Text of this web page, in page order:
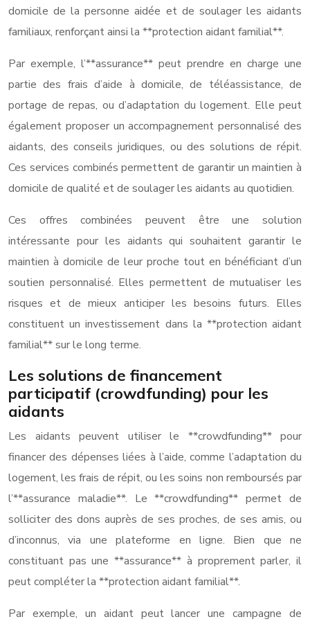
domicile de la personne aidée et de soulager les aidants
familiaux, renforçant ainsi la **protection aidant familial**.
Par exemple, l’**assurance** peut prendre en charge une
partie des frais d’aide à domicile, de téléassistance, de
portage de repas, ou d’adaptation du logement. Elle peut
également proposer un accompagnement personnalisé des
aidants, des conseils juridiques, ou des solutions de répit.
Ces services combinés permettent de garantir un maintien à
domicile de qualité et de soulager les aidants au quotidien.
Ces offres combinées peuvent être une solution
intéressante pour les aidants qui souhaitent garantir le
maintien à domicile de leur proche tout en bénéficiant d’un
soutien personnalisé. Elles permettent de mutualiser les
risques et de mieux anticiper les besoins futurs. Elles
constituent un investissement dans la **protection aidant
familial** sur le long terme.
Les solutions de financement
participatif (crowdfunding) pour les
aidants
Les aidants peuvent utiliser le **crowdfunding** pour
financer des dépenses liées à l’aide, comme l’adaptation du
logement, les frais de répit, ou les soins non remboursés par
l’**assurance maladie**. Le **crowdfunding** permet de
solliciter des dons auprès de ses proches, de ses amis, ou
d’inconnus, via une plateforme en ligne. Bien que ne
constituant pas une **assurance** à proprement parler, il
peut compléter la **protection aidant familial**.
Par exemple, un aidant peut lancer une campagne de